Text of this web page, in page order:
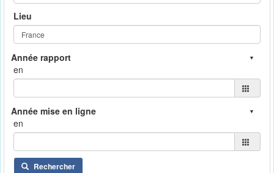
Lieu
en
en
Rechercher